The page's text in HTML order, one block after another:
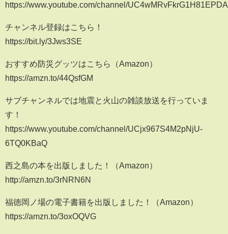
https://www.youtube.com/channel/
チャンネル登録はこちら！
https://bit.ly/3Jws3SE
おすすめ防災グッツはこちら（Amazon）
https://amzn.to/44QsfGM
サブチャンネルでは地震と火山の雑談放送を行っていま
す！
https://www.youtube.com/channel/UCjx967S4M2pNjU-
6TQ0KBaQ
西之島の本を出版しました！（Amazon）
http://amzn.to/3rNRN6N
福徳岡ノ場の電子書籍を出版しました！（Amazon）
https://amzn.to/3oxOQVG